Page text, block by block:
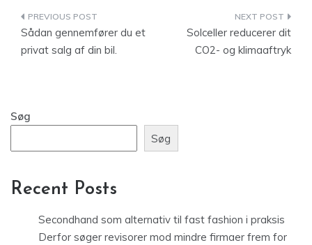
Indlægsnavigation
Sådan gennemfører du et
privat salg af din bil.
Solceller reducerer dit
CO2- og klimaaftryk
Søg
Søg
Recent Posts
Secondhand som alternativ til fast fashion i praksis
Derfor søger revisorer mod mindre firmaer frem for